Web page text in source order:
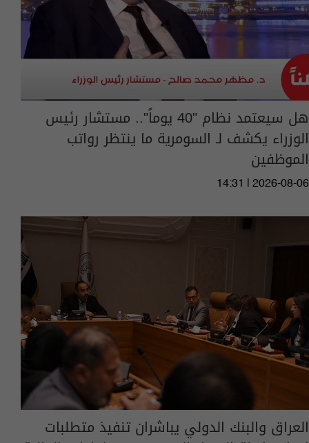
هل سيعتمد نظام "40 يوماً".. مستشار رئيس
الوزراء يكشف لـ السومرية ما ينتظر رواتب
الموظفين
14:31 | 2026-08-06
العراق والبنك الدولي يباشران تنفيذ متطلبات